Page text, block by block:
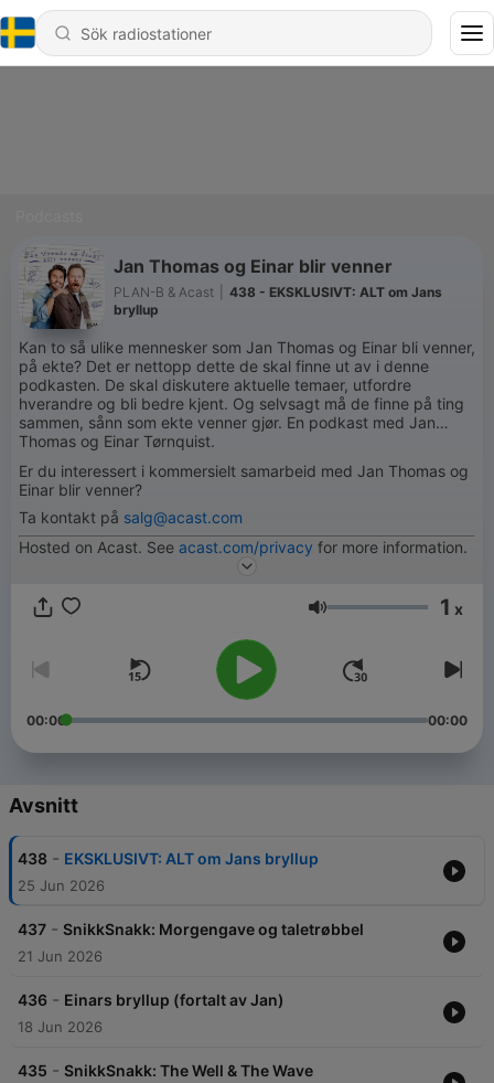
Jan Thomas og Einar blir venner
PLAN-B & Acast
438 - EKSKLUSIVT: ALT om Jans
bryllup
Kan to så ulike mennesker som Jan Thomas og Einar bli venner,
på ekte? Det er nettopp dette de skal finne ut av i denne
podkasten. De skal diskutere aktuelle temaer, utfordre
hverandre og bli bedre kjent. Og selvsagt må de finne på ting
sammen, sånn som ekte venner gjør. En podkast med Jan
Thomas og Einar Tørnquist.
Er du interessert i kommersielt samarbeid med Jan Thomas og
Einar blir venner?
Ta kontakt på salg@acast.com
Hosted on Acast. See acast.com/privacy for more information.
Volym 1 x
00:00 00:00
Avsnitt
438 - EKSKLUSIVT: ALT om Jans bryllup
25 Jun 2026
437 - SnikkSnakk: Morgengave og taletrøbbel
21 Jun 2026
436 - Einars bryllup (fortalt av Jan)
18 Jun 2026
435 - SnikkSnakk: The Well & The Wave